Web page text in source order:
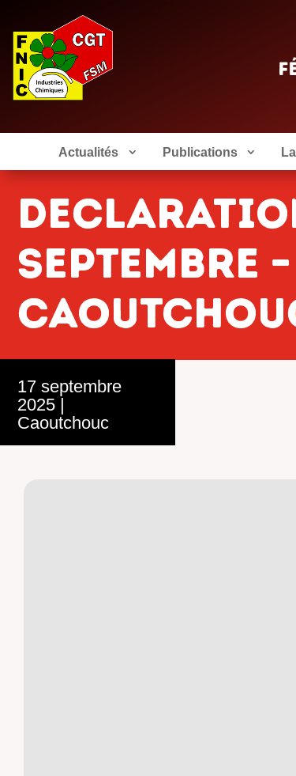
Actualités Publications
septembre
17 septembre
2025 |
Caoutchouc